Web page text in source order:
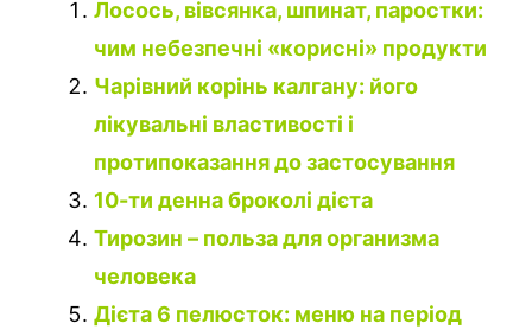
Лосось, вівсянка, шпинат, паростки:
чим небезпечні «корисні» продукти
Чарівний корінь калгану: його
лікувальні властивості і
протипоказання до застосування
10-ти денна броколі дієта
Тирозин – польза для организма
человека
Дієта 6 пелюсток: меню на період